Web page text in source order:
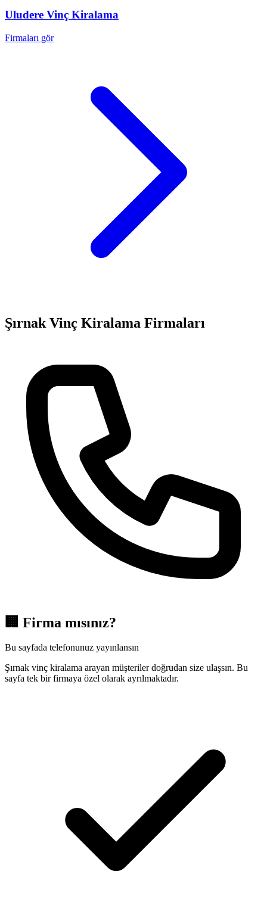
Uludere Vinç Kiralama
Firmaları gör
Şırnak Vinç Kiralama Firmaları
🏢 Firma mısınız?
Bu sayfada telefonunuz yayınlansın
Şırnak vinç kiralama arayan müşteriler doğrudan size ulaşsın. Bu
sayfa tek bir firmaya özel olarak ayrılmaktadır.